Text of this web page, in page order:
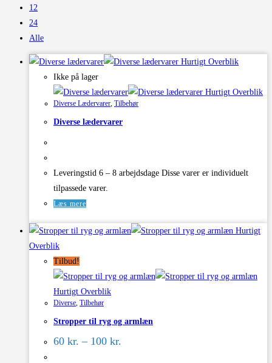
12
24
Alle
Hurtigt Overblik
Ikke på lager
Hurtigt Overblik
Diverse Lædervarer, Tilbehør
Diverse lædervarer
Leveringstid 6 – 8 arbejdsdage Disse varer er individuelt
tilpassede varer.
Læs mere
Hurtigt
Overblik
Tilbud!
Hurtigt Overblik
Diverse, Tilbehør
Stropper til ryg og armlæn
60 kr. – 100 kr.